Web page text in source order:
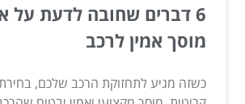
6 דברים שחובה לדעת על
מוסך אמין לרכב
כשזה מגיע לתחזוקת הרכב שלכם,